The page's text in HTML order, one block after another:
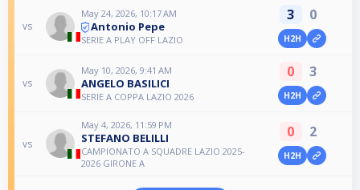
vs
May 24, 2026, 10:17 AM
Antonio Pepe
SERIE A PLAY OFF LAZIO
3 0
H2H
vs
May 10, 2026, 9:41 AM
ANGELO BASILICI
SERIE A COPPA LAZIO 2026
0 3
H2H
vs
May 4, 2026, 11:59 PM
STEFANO BELILLI
CAMPIONATO A SQUADRE LAZIO 2025-
2026 GIRONE A
0 2
H2H